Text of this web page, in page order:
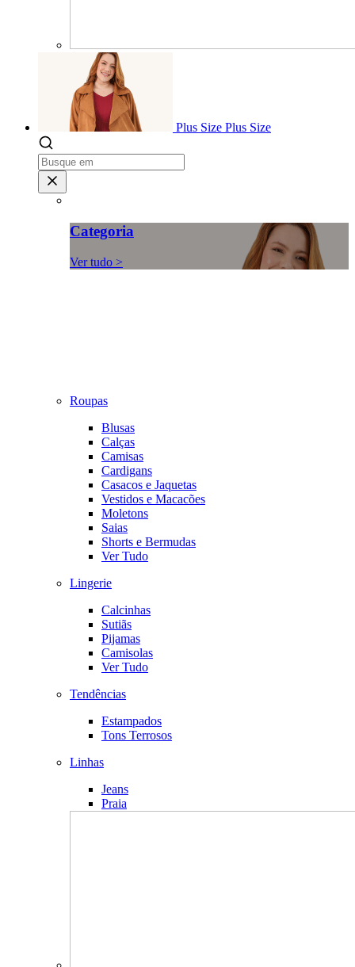
Plus Size Plus Size
Categoria
Ver tudo >
Roupas
Blusas
Calças
Camisas
Cardigans
Casacos e Jaquetas
Vestidos e Macacões
Moletons
Saias
Shorts e Bermudas
Ver Tudo
Lingerie
Calcinhas
Sutiãs
Pijamas
Camisolas
Ver Tudo
Tendências
Estampados
Tons Terrosos
Linhas
Jeans
Praia